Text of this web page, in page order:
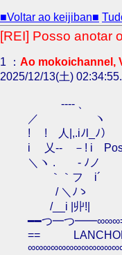
■Voltar ao keijiban■
[REI] Posso anotar
1 ： Ao mokoichannel,
2025/12/13(土)
-‐‐- 、
／ ヽ
! ! 人|,.iﾉl_ﾉ）
i 乂-‐ －! i
＼ヽ .ゞ - ﾉノ
｀｀フ i´
/ ＼ﾉゝ
/__i |丱!|
━━つ━つ
==